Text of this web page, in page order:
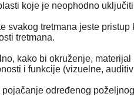
koje je neophodno
svakog tretmana jeste
tretmana.
kako bi okruženje,
i funkcije (vizuelne,
određenog